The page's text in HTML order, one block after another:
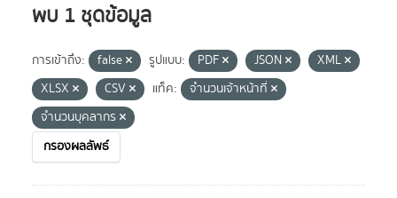
พบ 1 ชุดข้อมูล
การเข้าถึง: false รูปแบบ: PDF JSON
XML
XLSX
CSV แท็ค:
จำนวนเจ้าหน้าที่
จำนวนบุคลากร
กรองผลลัพธ์